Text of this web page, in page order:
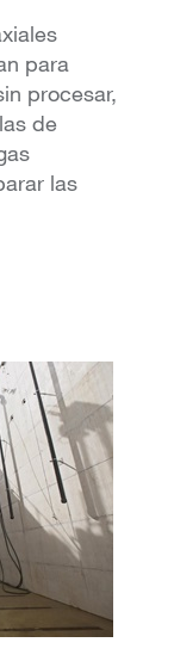
para
procesar,
de
las